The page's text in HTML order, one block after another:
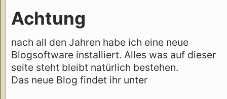
Achtung
nach all den Jahren habe ich eine neue
Blogsoftware installiert. Alles was auf dieser
seite steht bleibt natürlich bestehen.
Das neue Blog findet ihr unter